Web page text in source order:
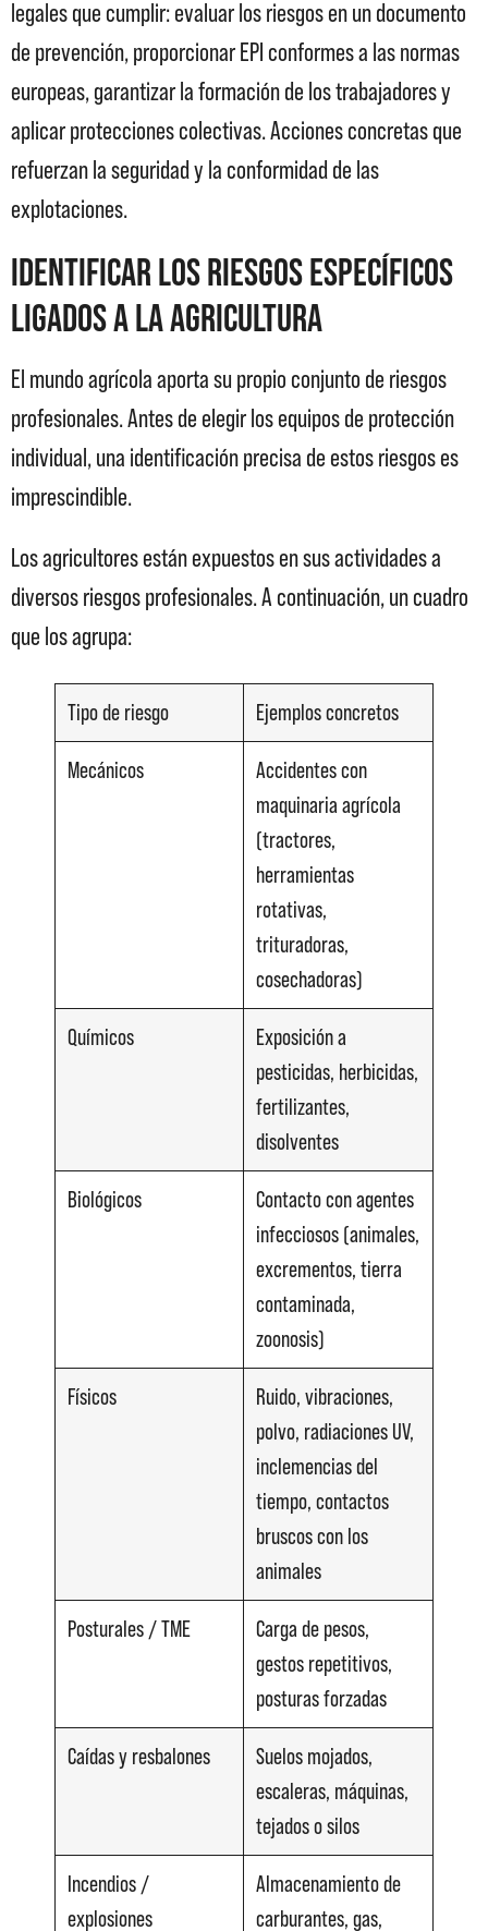
legales que cumplir: evaluar los riesgos en un documento
de prevención, proporcionar EPI conformes a las normas
europeas, garantizar la formación de los trabajadores y
aplicar protecciones colectivas. Acciones concretas que
refuerzan la seguridad y la conformidad de las
explotaciones.
Identificar los riesgos específicos
ligados a la agricultura
El mundo agrícola aporta su propio conjunto de riesgos
profesionales. Antes de elegir los equipos de protección
individual, una identificación precisa de estos riesgos es
imprescindible.
Los agricultores están expuestos en sus actividades a
diversos riesgos profesionales. A continuación, un cuadro
que los agrupa:
Tipo de riesgo Ejemplos concretos
Mecánicos
Accidentes con
maquinaria agrícola
(tractores,
herramientas
rotativas,
trituradoras,
cosechadoras)
Químicos
Exposición a
pesticidas, herbicidas,
fertilizantes,
disolventes
Biológicos
Contacto con agentes
infecciosos (animales,
excrementos, tierra
contaminada,
zoonosis)
Físicos
Ruido, vibraciones,
polvo, radiaciones UV,
inclemencias del
tiempo, contactos
bruscos con los
animales
Posturales / TME
Carga de pesos,
gestos repetitivos,
posturas forzadas
Caídas y resbalones
Suelos mojados,
escaleras, máquinas,
tejados o silos
Incendios /
explosiones
Almacenamiento de
carburantes, gas,